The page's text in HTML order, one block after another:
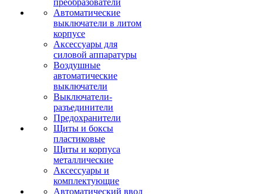
преобразователи
Автоматические
выключатели в литом
корпусе
Аксессуары для
силовой аппаратуры
Воздушные
автоматические
выключатели
Выключатели-
разъединители
Предохранители
Щиты и боксы
пластиковые
Щиты и корпуса
металлические
Аксессуары и
комплектующие
Автоматический ввод